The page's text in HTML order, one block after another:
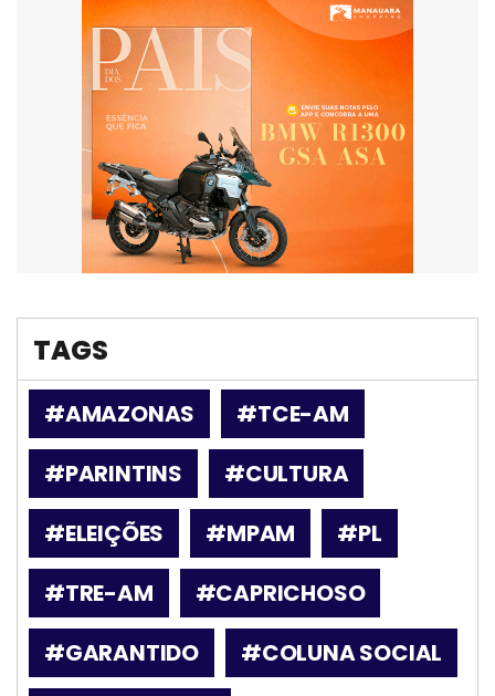
TAGS
#AMAZONAS
#TCE-AM
#PARINTINS
#CULTURA
#ELEIÇÕES
#MPAM
#PL
#TRE-AM
#CAPRICHOSO
#GARANTIDO
#COLUNA SOCIAL